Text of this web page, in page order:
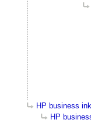
HP business
HP